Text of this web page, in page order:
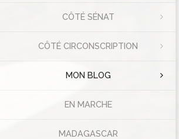
CÔTÉ SÉNAT
CÔTÉ CIRCONSCRIPTION
MON BLOG
EN MARCHE
MADAGASCAR